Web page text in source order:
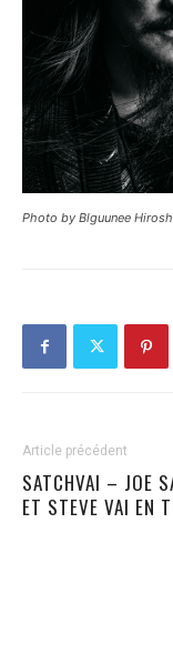
Photo by Blguunee
Article précédent
SATCHVAI – JOE
ET STEVE VAI EN